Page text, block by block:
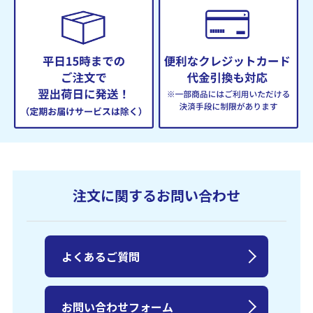
注文に関するお問い合わせ
よくあるご質問
お問い合わせフォーム